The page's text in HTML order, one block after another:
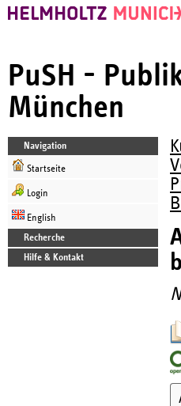
PuSH -
München
Navigation
Startseite
Login
English
Recherche
Hilfe & Kontakt